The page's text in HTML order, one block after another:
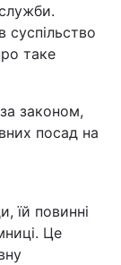
суспільство
таке
законом,
посад на
їй повинні
Це